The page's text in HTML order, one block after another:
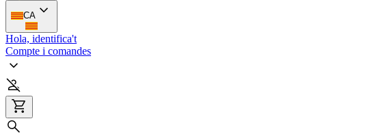
CA
Hola, identifica't
Compte i comandes